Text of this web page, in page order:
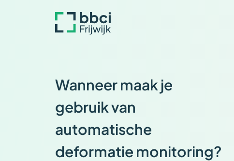
Wanneer maak je
gebruik van
automatische
deformatie monitoring?